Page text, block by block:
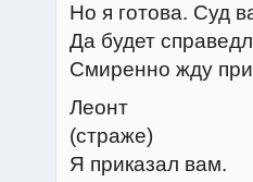
Но я готова. Суд
Да будет
Смиренно жду
Леонт
(страже)
Я приказал вам.